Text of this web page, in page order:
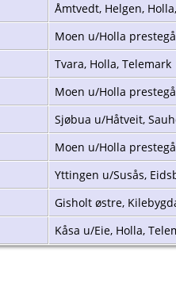
Åmtvedt, Helgen,
Moen u/Holla
Tvara, Holla, Telemark
Moen u/Holla
Sjøbua u/Håtveit,
Moen u/Holla
Yttingen u/Susås,
Gisholt østre,
Kåsa u/Eie, Holla,